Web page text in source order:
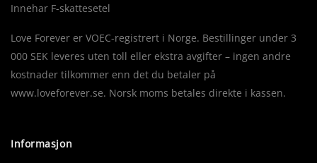
Innehar F-skattesetel
Love Forever er VOEC-registrert i Norge. Bestillinger under 3
000 SEK leveres uten toll eller ekstra avgifter – ingen andre
kostnader tilkommer enn det du betaler på
www.loveforever.se. Norsk moms betales direkte i kassen.
Informasjon